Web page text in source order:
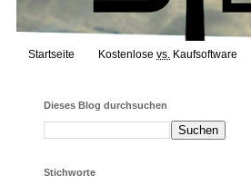
Startseite Kostenlose vs. Kaufsoftware
Dieses Blog durchsuchen
Stichworte